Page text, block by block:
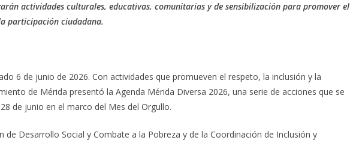
actividades culturales, educativas, comunitarias y de sensibilización para promover el
participación ciudadana.
6 de junio de 2026. Con actividades que promueven el respeto, la inclusión y la
de Mérida presentó la Agenda Mérida Diversa 2026, una serie de acciones que se
de junio en el marco del Mes del Orgullo.
de Desarrollo Social y Combate a la Pobreza y de la Coordinación de Inclusión y